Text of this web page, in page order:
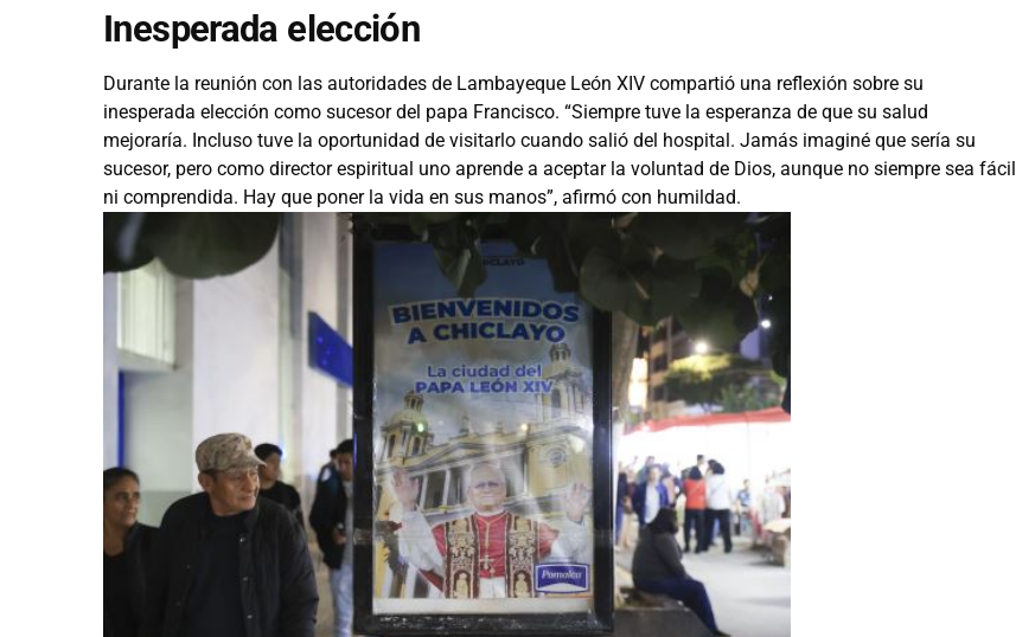
Inesperada elección
Durante la reunión con las autoridades de Lambayeque León XIV compartió una reflexión sobre su
inesperada elección como sucesor del papa Francisco. “Siempre tuve la esperanza de que su salud
mejoraría. Incluso tuve la oportunidad de visitarlo cuando salió del hospital. Jamás imaginé que sería su
sucesor, pero como director espiritual uno aprende a aceptar la voluntad de Dios, aunque no siempre sea fácil
ni comprendida. Hay que poner la vida en sus manos”, afirmó con humildad.